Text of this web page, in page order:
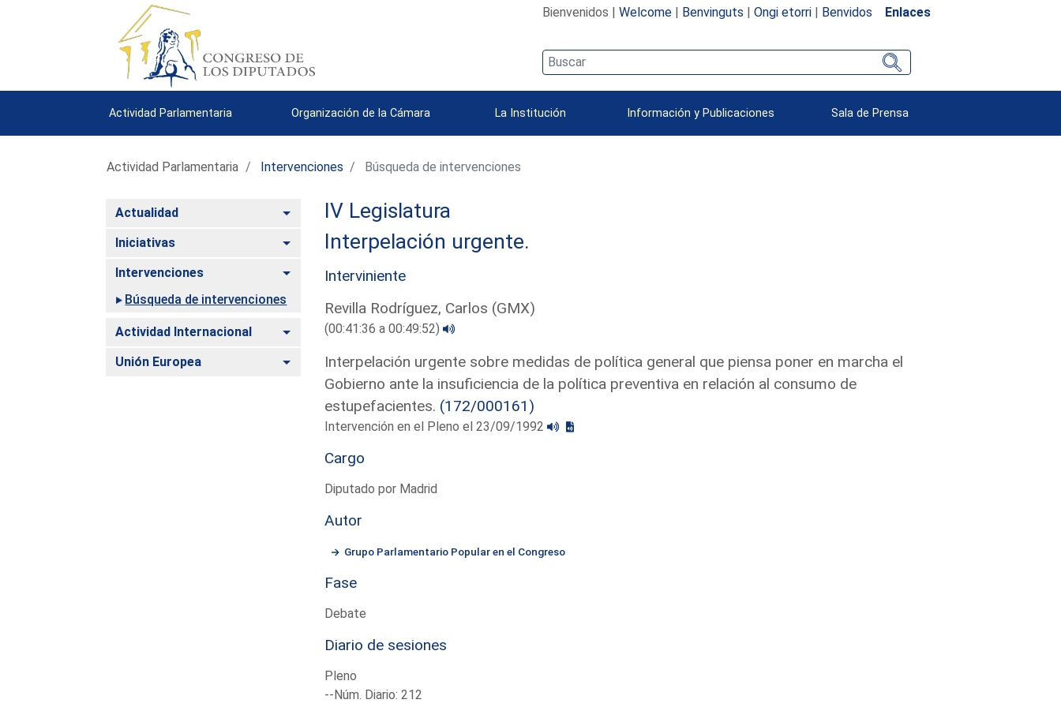
Bienvenidos | Welcome| Benvinguts | Ongi etorri| Benvidos Enlaces
Actividad Parlamentaria Organización de la Cámara La Institución Información y Publicaciones Sala de Prensa
Actividad Parlamentaria Intervenciones Búsqueda de intervenciones
Actualidad Alternar
Iniciativas Alternar
Intervenciones
Alternar
Búsqueda de intervenciones
Actividad Internacional Alternar
Unión Europea Alternar
IV Legislatura
Interpelación urgente.
Interviniente
Revilla Rodríguez, Carlos (GMX)
(00:41:36 a 00:49:52)
Interpelación urgente sobre medidas de política general que piensa poner en marcha el
Gobierno ante la insuficiencia de la política preventiva en relación al consumo de
estupefacientes. (172/000161)
Intervención en el Pleno el 23/09/1992
Cargo
Diputado por Madrid
Autor
Grupo Parlamentario Popular en el Congreso
Fase
Debate
Diario de sesiones
Pleno
--Núm. Diario: 212